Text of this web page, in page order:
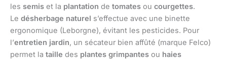
les semis et la plantation de tomates ou courgettes.
Le désherbage naturel s’effectue avec une binette
ergonomique (Leborgne), évitant les pesticides. Pour
l’entretien jardin, un sécateur bien affûté (marque Felco)
permet la taille des plantes grimpantes ou haies